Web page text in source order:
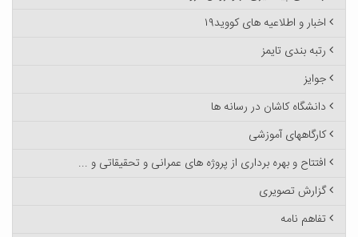
اخبار و اطلاعیه های کووید۱۹
رتبه بندی تایمز
جوایز
دانشگاه کاشان در رسانه ها
کارگاههای آموزشی
افتتاح و بهره برداری از پروژه های عمرانی و تحقیقاتی و ...
گزارش تصویری
تفاهم نامه